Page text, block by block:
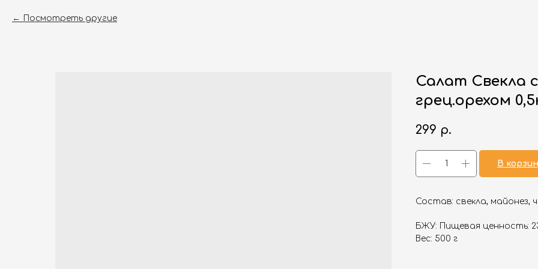
Посмотреть другие
Салат Свекла
грец.орехом
299 р.
В
Состав: свекла, майонез,
БЖУ: Пищевая ценность:
Вес: 500 г